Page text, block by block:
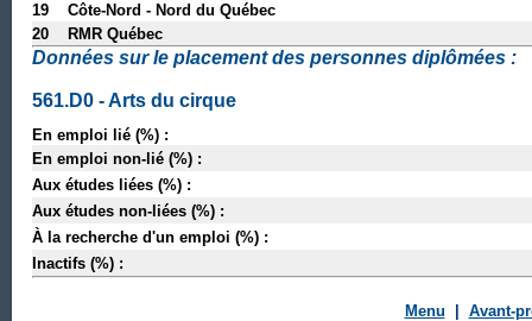
19 Côte-Nord - Nord du Québec
20 RMR Québec
Données sur le placement des personnes diplômées :
561.D0 - Arts du cirque
En emploi lié (%) :
En emploi non-lié (%) :
Aux études liées (%) :
Aux études non-liées (%) :
À la recherche d'un emploi (%) :
Inactifs (%) :
Menu
Avant-